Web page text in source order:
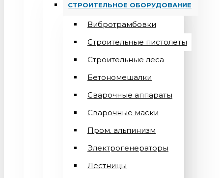
СТРОИТЕЛЬНОЕ ОБОРУДОВАНИЕ
Вибротрамбовки
Строительные пистолеты
Строительные леса
Бетономешалки
Сварочные аппараты
Cварочные маски
Пром. альпинизм
Электрогенераторы
Лестницы